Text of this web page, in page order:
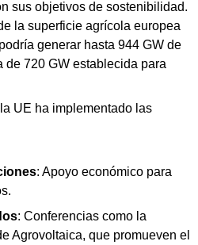
sus objetivos de sostenibilidad.
la superficie agrícola europea
generar hasta 944 GW de
de 720 GW establecida para
UE ha implementado las
: Apoyo económico para
: Conferencias como la
Agrovoltaica, que promueven el